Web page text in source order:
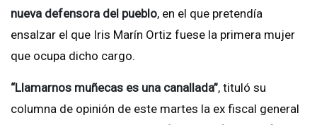
nueva defensora del pueblo, en el que pretendía
ensalzar el que Iris Marín Ortiz fuese la primera mujer
que ocupa dicho cargo.
“Llamarnos muñecas es una canallada”, tituló su
columna de opinión de este martes la ex fiscal general